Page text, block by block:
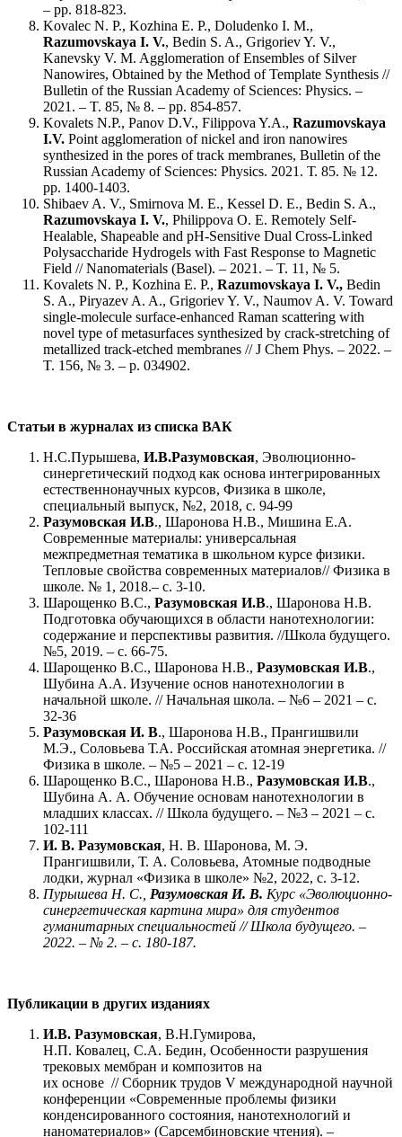
‒ pp. 818-823.
Kovalec N. P., Kozhina E. P., Doludenko I. M.,
Razumovskaya I. V., Bedin S. A., Grigoriev Y. V.,
Kanevsky V. M. Agglomeration of Ensembles of Silver
Nanowires, Obtained by the Method of Template Synthesis //
Bulletin of the Russian Academy of Sciences: Physics. ‒
2021. ‒ T. 85, № 8. ‒ pp. 854-857.
Kovalets N.P., Panov D.V., Filippova Y.A., Razumovskaya
I.V. Point agglomeration of nickel and iron nanowires
synthesized in the pores of track membranes, Bulletin of the
Russian Academy of Sciences: Physics. 2021. Т. 85. № 12.
pp. 1400-1403.
Shibaev A. V., Smirnova M. E., Kessel D. E., Bedin S. A.,
Razumovskaya I. V., Philippova O. E. Remotely Self-
Healable, Shapeable and pH-Sensitive Dual Cross-Linked
Polysaccharide Hydrogels with Fast Response to Magnetic
Field // Nanomaterials (Basel). ‒ 2021. ‒ T. 11, № 5.
Kovalets N. P., Kozhina E. P., Razumovskaya I. V., Bedin
S. A., Piryazev A. A., Grigoriev Y. V., Naumov A. V. Toward
single-molecule surface-enhanced Raman scattering with
novel type of metasurfaces synthesized by crack-stretching of
metallized track-etched membranes // J Chem Phys. ‒ 2022. ‒
T. 156, № 3. ‒ p. 034902.
Статьи в журналах из списка ВАК
Н.С.Пурышева, И.В.Разумовская, Эволюционно-
синергетический подход как основа интегрированных
естественнонаучных курсов, Физика в школе,
специальный выпуск, №2, 2018, с. 94-99
Разумовская И.В., Шаронова Н.В., Мишина Е.А.
Современные материалы: универсальная
межпредметная тематика в школьном курсе физики.
Тепловые свойства современных материалов// Физика в
школе. № 1, 2018.– c. 3-10.
Шарощенко В.С., Разумовская И.В., Шаронова Н.В.
Подготовка обучающихся в области нанотехнологии:
содержание и перспективы развития. //Школа будущего.
№5, 2019. – с. 66-75.
Шарощенко В.С., Шаронова Н.В., Разумовская И.В.,
Шубина А.А. Изучение основ нанотехнологии в
начальной школе. // Начальная школа. – №6 – 2021 – c.
32-36
Разумовская И. В., Шаронова Н.В., Прангишвили
М.Э., Соловьева Т.А. Российская атомная энергетика. //
Физика в школе. – №5 – 2021 – c. 12-19
Шарощенко В.С., Шаронова Н.В., Разумовская И.В.,
Шубина А. А. Обучение основам нанотехнологии в
младших классах. // Школа будущего. – №3 – 2021 – c.
102-111
И. В. Разумовская, Н. В. Шаронова, М. Э.
Прангишвили, Т. А. Соловьева, Атомные подводные
лодки, журнал «Физика в школе» №2, 2022, с. 3-12.
Пурышева Н. С., Разумовская И. В. Курс «Эволюционно-
синергетическая картина мира» для студентов
гуманитарных специальностей // Школа будущего. –
2022. – № 2. – с. 180-187.
Публикации в других изданиях
И.В. Разумовская, В.Н.Гумирова,
Н.П. Ковалец, С.А. Бедин, Особенности разрушения
трековых мембран и композитов на
их основе // Сборник трудов V международной научной
конференции «Современные проблемы физики
конденсированного состояния, нанотехнологий и
наноматериалов» (Сарсембиновские чтения). ‒